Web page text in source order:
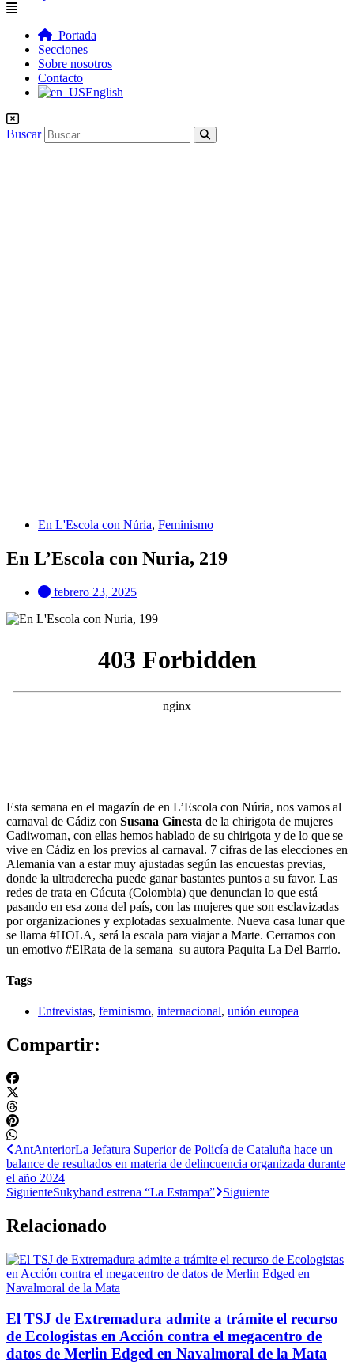
Flyout
Portada
Secciones
Sobre nosotros
Contacto
English
Buscar
En L'Escola con Núria, Feminismo
En L’Escola con Nuria, 219
febrero 23, 2025
Esta semana en el magazín de en L’Escola con Núria, nos vamos al
carnaval de Cádiz con Susana Ginesta de la chirigota de mujeres
Cadiwoman, con ellas hemos hablado de su chirigota y de lo que se
vive en Cádiz en los previos al carnaval. 7 cifras de las elecciones en
Alemania van a estar muy ajustadas según las encuestas previas,
donde la ultraderecha puede ganar bastantes puntos a su favor. Las
redes de trata en Cúcuta (Colombia) que denuncian lo que está
pasando en esa zona del país, con las mujeres que son esclavizadas
por organizaciones y explotadas sexualmente. Nueva casa lunar que
se llama #HOLA, será la escala para viajar a Marte. Cerramos con
un emotivo #ElRata de la semana su autora Paquita La Del Barrio.
Tags
Entrevistas, feminismo, internacional, unión europea
Compartir:
AntAnteriorLa Jefatura Superior de Policía de Cataluña hace un
balance de resultados en materia de delincuencia organizada durante
el año 2024
SiguienteSukyband estrena “La Estampa” Siguiente
Relacionado
El TSJ de Extremadura admite a trámite el recurso
de Ecologistas en Acción contra el megacentro de
datos de Merlin Edged en Navalmoral de la Mata